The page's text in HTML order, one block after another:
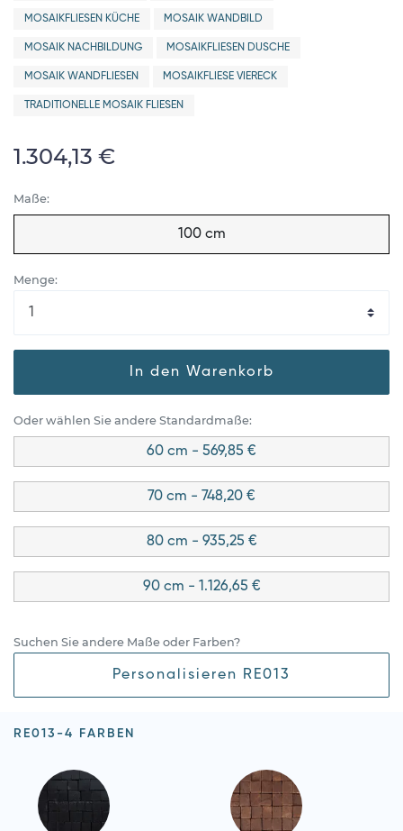
MOSAIKFLIESEN KÜCHE MOSAIK WANDBILD
MOSAIK NACHBILDUNG MOSAIKFLIESEN DUSCHE
MOSAIK WANDFLIESEN MOSAIKFLIESE VIERECK
TRADITIONELLE MOSAIK FLIESEN
1.304,13 €
Maße:
100 cm
Menge:
In den Warenkorb
Oder wählen Sie andere Standardmaße:
60 cm - 569,85 €
70 cm - 748,20 €
80 cm - 935,25 €
90 cm - 1.126,65 €
Suchen Sie andere Maße oder Farben?
Personalisieren RE013
RE013-4 FARBEN